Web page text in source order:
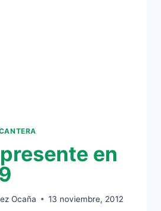
en
Ocaña 13 noviembre, 2012